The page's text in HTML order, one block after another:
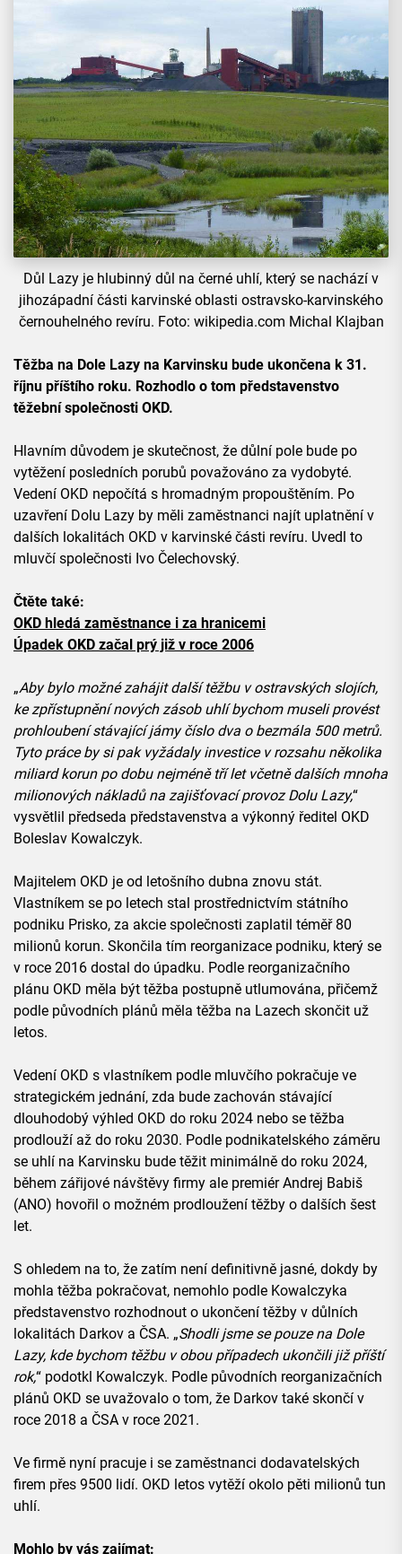
Důl Lazy je hlubinný důl na černé uhlí, který se nachází v
jihozápadní části karvinské oblasti ostravsko-karvinského
černouhelného revíru. Foto: wikipedia.com Michal Klajban
Těžba na Dole Lazy na Karvinsku bude ukončena k 31.
říjnu příštího roku. Rozhodlo o tom představenstvo
těžební společnosti OKD.
Hlavním důvodem je skutečnost, že důlní pole bude po
vytěžení posledních porubů považováno za vydobyté.
Vedení OKD nepočítá s hromadným propouštěním. Po
uzavření Dolu Lazy by měli zaměstnanci najít uplatnění v
dalších lokalitách OKD v karvinské části revíru. Uvedl to
mluvčí společnosti Ivo Čelechovský.
Čtěte také:
OKD hledá zaměstnance i za hranicemi
Úpadek OKD začal prý již v roce 2006
„Aby bylo možné zahájit další těžbu v ostravských slojích,
ke zpřístupnění nových zásob uhlí bychom museli provést
prohloubení stávající jámy číslo dva o bezmála 500 metrů.
Tyto práce by si pak vyžádaly investice v rozsahu několika
miliard korun po dobu nejméně tří let včetně dalších mnoha
milionových nákladů na zajišťovací provoz Dolu Lazy,“
vysvětlil předseda představenstva a výkonný ředitel OKD
Boleslav Kowalczyk.
Majitelem OKD je od letošního dubna znovu stát.
Vlastníkem se po letech stal prostřednictvím státního
podniku Prisko, za akcie společnosti zaplatil téměř 80
milionů korun. Skončila tím reorganizace podniku, který se
v roce 2016 dostal do úpadku. Podle reorganizačního
plánu OKD měla být těžba postupně utlumována, přičemž
podle původních plánů měla těžba na Lazech skončit už
letos.
Vedení OKD s vlastníkem podle mluvčího pokračuje ve
strategickém jednání, zda bude zachován stávající
dlouhodobý výhled OKD do roku 2024 nebo se těžba
prodlouží až do roku 2030. Podle podnikatelského záměru
se uhlí na Karvinsku bude těžit minimálně do roku 2024,
během zářijové návštěvy firmy ale premiér Andrej Babiš
(ANO) hovořil o možném prodloužení těžby o dalších šest
let.
S ohledem na to, že zatím není definitivně jasné, dokdy by
mohla těžba pokračovat, nemohlo podle Kowalczyka
představenstvo rozhodnout o ukončení těžby v důlních
lokalitách Darkov a ČSA. „Shodli jsme se pouze na Dole
Lazy, kde bychom těžbu v obou případech ukončili již příští
rok,“ podotkl Kowalczyk. Podle původních reorganizačních
plánů OKD se uvažovalo o tom, že Darkov také skončí v
roce 2018 a ČSA v roce 2021.
Ve firmě nyní pracuje i se zaměstnanci dodavatelských
firem přes 9500 lidí. OKD letos vytěží okolo pěti milionů tun
uhlí.
Mohlo by vás zajímat: